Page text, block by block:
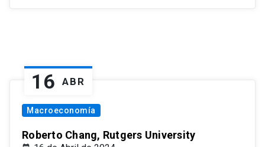
16 ABR
Macroeconomía
Roberto Chang, Rutgers University